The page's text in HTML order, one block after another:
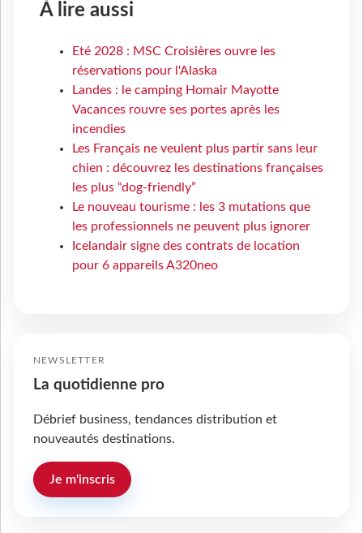
À lire aussi
Eté 2028 : MSC Croisières ouvre les
réservations pour l'Alaska
Landes : le camping Homair Mayotte
Vacances rouvre ses portes après les
incendies
Les Français ne veulent plus partir sans leur
chien : découvrez les destinations françaises
les plus “dog-friendly”
Le nouveau tourisme : les 3 mutations que
les professionnels ne peuvent plus ignorer
Icelandair signe des contrats de location
pour 6 appareils A320neo
NEWSLETTER
La quotidienne pro
Débrief business, tendances distribution et
nouveautés destinations.
Je m'inscris